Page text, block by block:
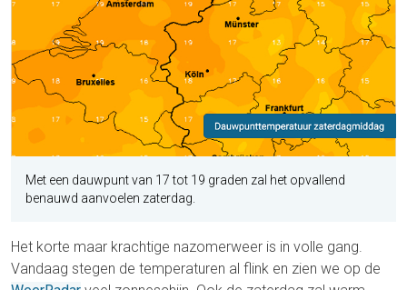
Met een dauwpunt van 17 tot 19 graden zal het opvallend
benauwd aanvoelen zaterdag.
Het korte maar krachtige nazomerweer is in volle gang.
Vandaag stegen de temperaturen al flink en zien we op de